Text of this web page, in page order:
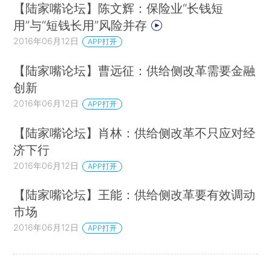
【陆家嘴论坛】陈文辉：保险业“长钱短
用”与“短钱长用”风险并存
2016年06月12日 APP打开
【陆家嘴论坛】曹远征：供给侧改革需要金融
创新
2016年06月12日 APP打开
【陆家嘴论坛】肖林：供给侧改革不只应对经
济下行
2016年06月12日 APP打开
【陆家嘴论坛】王能：供给侧改革要有效调动
市场
2016年06月12日 APP打开